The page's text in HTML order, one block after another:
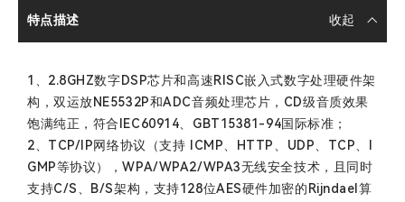
特点描述
1、2.8GHZ数字DSP芯片和高速RISC嵌入式数字处理硬件架
构，双运放NE5532P和ADC音频处理芯片，CD级音质效果
饱满纯正，符合IEC60914、GBT15381-94国际标准；
2、TCP/IP网络协议（支持 ICMP、HTTP、UDP、TCP、I
GMP等协议），WPA/WPA2/WPA3无线安全技术，且同时
支持C/S、B/S架构，支持128位AES硬件加密的Rijndael算